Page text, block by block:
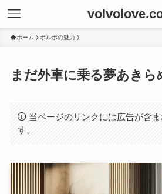
ホーム ボルボの魅力
まだ外車に乗る夢あきら
当ページのリンクには広告が含
す。